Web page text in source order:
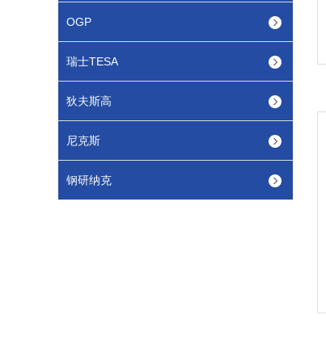
OGP
瑞士TESA
狄夫斯高
尼克斯
钢研纳克